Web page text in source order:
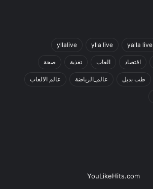
yalla live
ylla live
yllalive
اقتصاد العاب تغذية صحة
طب بديل عالم_الرياضة عالم الالعاب
YouLikeHits.com